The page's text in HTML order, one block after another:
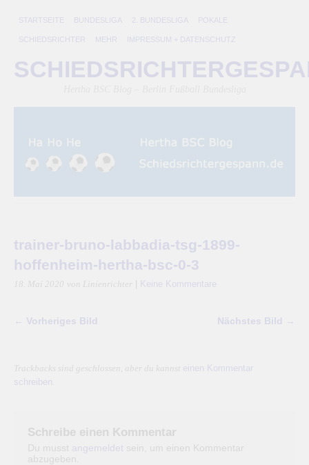
STARTSEITE BUNDESLIGA 2. BUNDESLIGA POKALE
SCHIEDSRICHTER MEHR IMPRESSUM + DATENSCHUTZ
trainer-bruno-labbadia-tsg-1899-
hoffenheim-hertha-bsc-0-3
18. Mai 2020 von Linienrichter Keine Kommentare
← Vorheriges Bild Nächstes Bild →
Trackbacks sind geschlossen, aber du kannst einen Kommentar
schreiben
Schreibe einen Kommentar
Du musst angemeldet sein, um einen Kommentar
abzugeben.